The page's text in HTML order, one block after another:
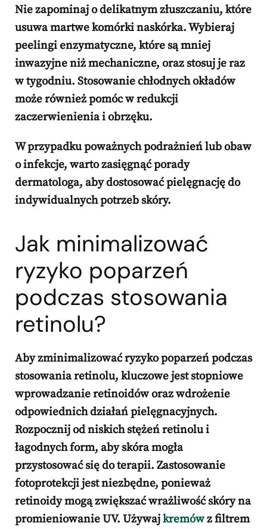
Nie zapominaj o delikatnym złuszczaniu, które
usuwa martwe komórki naskórka. Wybieraj
peelingi enzymatyczne, które są mniej
inwazyjne niż mechaniczne, oraz stosuj je raz
w tygodniu. Stosowanie chłodnych okładów
może również pomóc w redukcji
zaczerwienienia i obrzęku.
W przypadku poważnych podrażnień lub obaw
o infekcje, warto zasięgnąć porady
dermatologa, aby dostosować pielęgnację do
indywidualnych potrzeb skóry.
Jak minimalizować
ryzyko poparzeń
podczas stosowania
retinolu?
Aby zminimalizowaćryzyko poparzeńpodczas
stosowania retinolu, kluczowe jest stopniowe
wprowadzanieretinoidóworaz wdrożenie
odpowiednich działań pielęgnacyjnych.
Rozpocznij od niskich stężeń retinolu i
łagodnych form, aby skóra mogła
przystosować się do terapii. Zastosowanie
fotoprotekcjijest niezbędne, ponieważ
retinoidy mogą zwiększać wrażliwość skóry na
promieniowanie UV. Używajkremówz filtrem